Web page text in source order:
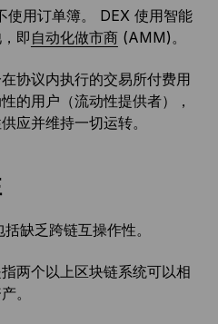
使用订单簿。 DEX 使用智能
即 自动化做市商(AMM)。
协议内执行的交易所付费用
的用户（流动性提供者），
应并维持一切运转。
缺乏跨链互操作性。
两个以上区块链系统可以相
。